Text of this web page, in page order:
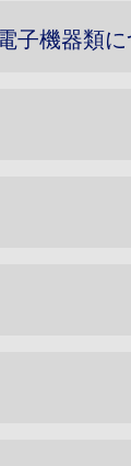
子機器類に